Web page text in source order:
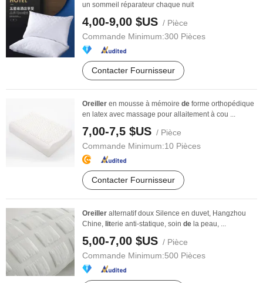
un sommeil réparateur chaque nuit
4,00-9,00 $US / Pièce
Commande Minimum:300 Pièces
Contacter Fournisseur
Oreiller en mousse à mémoire de forme orthopédique
en latex avec massage pour allaitement à cou ...
7,00-7,5 $US / Pièce
Commande Minimum:10 Pièces
Contacter Fournisseur
Oreiller alternatif doux Silence en duvet, Hangzhou
Chine, literie anti-statique, soin de la peau, ...
5,00-7,00 $US / Pièce
Commande Minimum:500 Pièces